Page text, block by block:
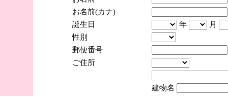
お名前(カナ)
誕生日
年
月
性別
郵便番号
ご住所
建物名